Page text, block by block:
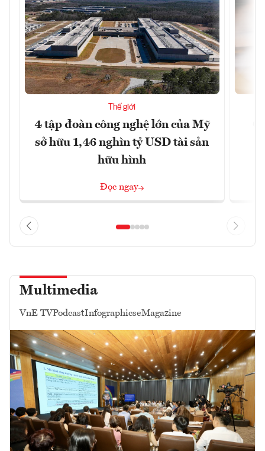
Thế giới
4 tập đoàn công nghệ lớn của Mỹ
sở hữu 1,46 nghìn tỷ USD tài sản
hữu hình
Đọc ngay
Multimedia
VnE TVPodcastInfographicseMagazine